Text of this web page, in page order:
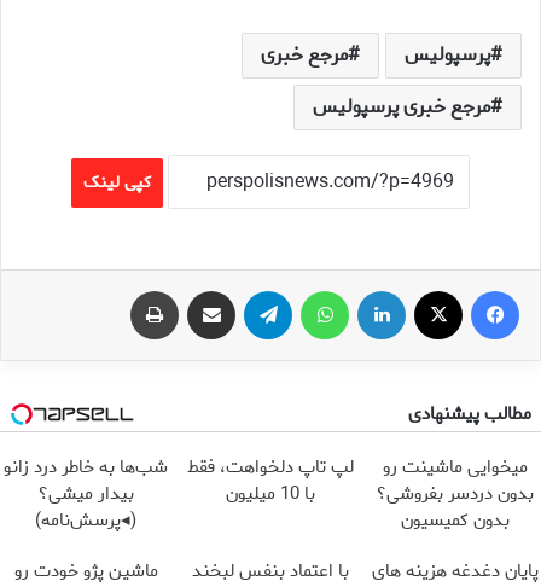
پرسپولیس
مرجع خبری
مرجع خبری پرسپولیس
کپی لینک
فیس بوک لینکدین تلگرام اشتراک گذاری از طریق ایمیل
مطالب پیشنهادی
میخوایی ماشینت رو
بدون دردسر بفروشی؟
بدون کمیسیون
لپ تاپ دلخواهت، فقط
با 10 میلیون
شب‌ها به خاطر درد زانو
بیدار میشی؟
(◂پرسش‌نامه)
پایان دغدغه هزینه های
با اعتماد بنفس لبخند
ماشین پژو خودت رو